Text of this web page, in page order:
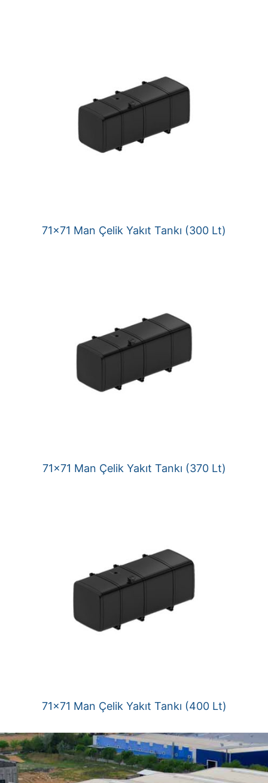
71×71 Man Çelik Yakıt Tankı (300 Lt)
71×71 Man Çelik Yakıt Tankı (370 Lt)
71×71 Man Çelik Yakıt Tankı (400 Lt)